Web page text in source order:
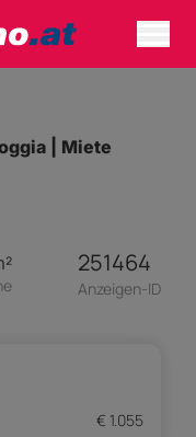
| Miete
251464
Anzeigen-ID
€ 1.055